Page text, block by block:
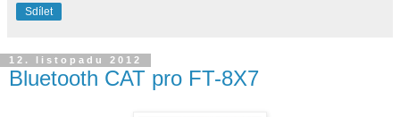
Sdílet
12. listopadu 2012
Bluetooth CAT pro FT-8X7